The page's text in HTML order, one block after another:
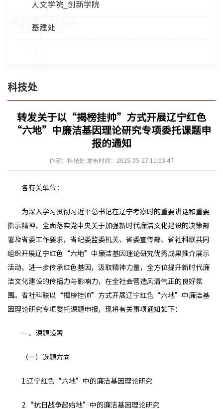
人文学院_创新学院
基建处
科技处
转发关于以“揭榜挂帅”方式开展辽宁红色
“六地”中廉洁基因理论研究专项委托课题申
报的通知
作者：科技处 发布时间：2025-05-27 11:03:47
各有关单位：
为深入学习贯彻习近平总书记在辽宁考察时的重要讲话和重要
指示精神，全面落实党中央关于加强新时代廉洁文化建设的决策部
署及省委工作要求，省纪委监委机关、省委宣传部、省社科联共同
组织开展辽宁红色“六地”中廉洁基因理论研究优秀成果推介展示
活动，进一步传承红色基因，汲取精神力量，全方位提升新时代廉
洁文化建设的传播力与影响力，在全社会营造风清气正的良好氛
围。省社科联以“揭榜挂帅”方式开展辽宁红色“六地”中廉洁基
因理论研究专项委托课题申报，现将有关事项通知如下：
一、课题设置
（一）选题方向
1.辽宁红色“六地”中的廉洁基因理论研究
2.“抗日战争起始地”中的廉洁基因理论研究